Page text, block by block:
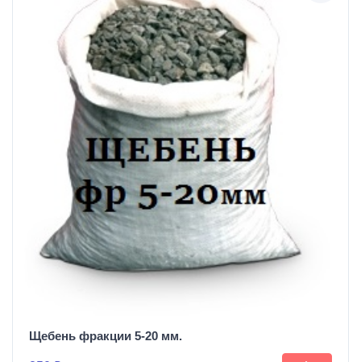
Щебень фракции 5-20 мм.